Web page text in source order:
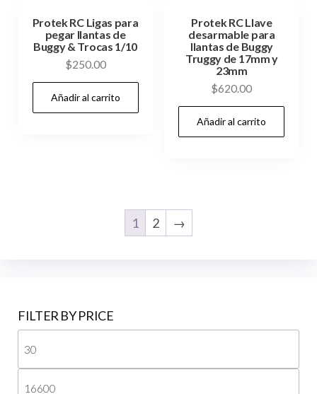
Protek RC Ligas para
pegar llantas de
Buggy & Trocas 1/10
$250.00
Añadir al carrito
Protek RC Llave
desarmable para
llantas de Buggy
Truggy de 17mm y
23mm
$620.00
Añadir al carrito
1 2 →
FILTER BY PRICE